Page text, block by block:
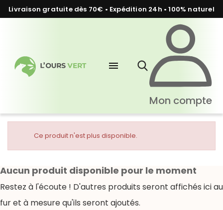
Livraison gratuite dès 70€ • Expédition 24h • 100% naturel
menu
Mon compte
Ce produit n'est plus disponible.
Aucun produit disponible pour le moment
Restez à l'écoute ! D'autres produits seront affichés ici au
fur et à mesure qu'ils seront ajoutés.